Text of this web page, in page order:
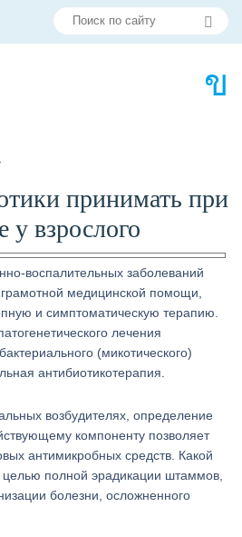
принимать при
у взрослого
воспалительных заболеваний
грамотной медицинской помощи,
и симптоматическую терапию.
лечения
(микотического)
антибиотикотерапия.
возбудителях, определение
компоненту позволяет
антимикробных средств. Какой
целью полной эрадикации штаммов,
болезни, осложненного